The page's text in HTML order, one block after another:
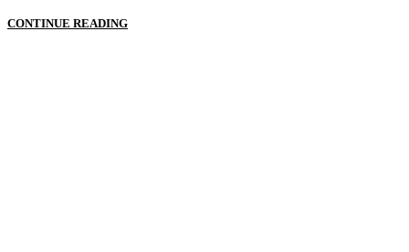
CONTINUE READING